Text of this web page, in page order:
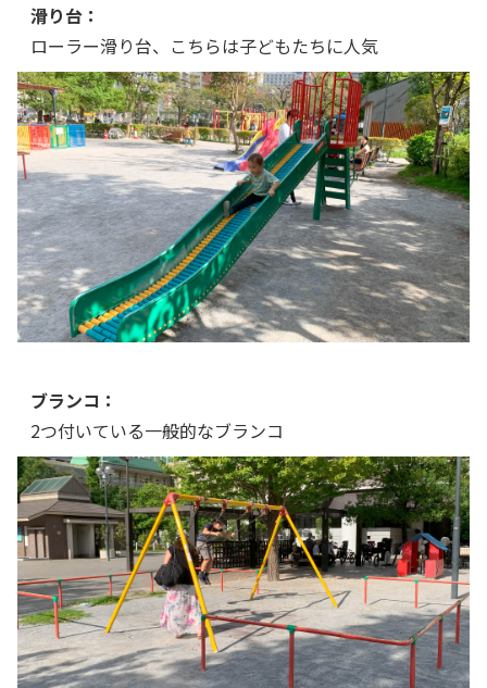
滑り台：
ローラー滑り台、こちらは子どもたちに人気
ブランコ：
2つ付いている一般的なブランコ